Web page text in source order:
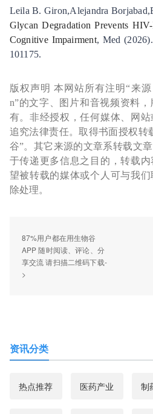
Leila B. Giron,Alejandra
Glycan Degradation Prevents
Cognitive Impairment, Med
101175.
版权声明 本网站所有注明“来
n”的文字、图片和音视频资料
有。非经授权，任何媒体、网
追究法律责任。取得书面授权转
谷”。其它来源的文章系转载文
于传递更多信息之目的，转载
望被转载的媒体或个人可与我
除处理。
87%用户都在用生物谷
APP 随时阅读、评论、分
享交流 请扫描二维码下载-
>
资讯分类
热点推荐 医药产业 制